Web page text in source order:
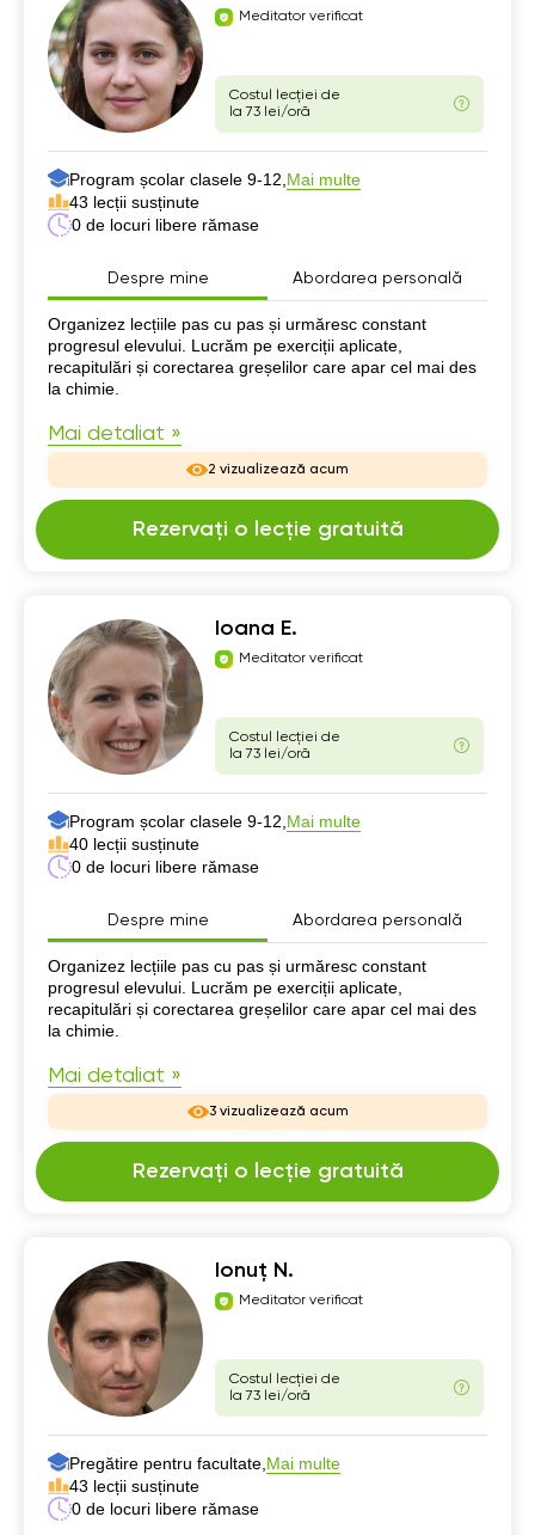
Meditator verificat
Costul lecției de
la 73 lei/oră
Program școlar clasele 9-12, Mai multe
43 lecții susținute
0 de locuri libere rămase
Despre mine Abordarea personală
Despre mine
Organizez lecțiile pas cu pas și urmăresc constant
progresul elevului. Lucrăm pe exerciții aplicate,
recapitulări și corectarea greșelilor care apar cel mai des
la chimie.
Mai detaliat »
2 vizualizează acum
Rezervați o lecție gratuită
Ioana E.
Meditator verificat
Costul lecției de
la 73 lei/oră
Program școlar clasele 9-12, Mai multe
40 lecții susținute
0 de locuri libere rămase
Despre mine Abordarea personală
Despre mine
Organizez lecțiile pas cu pas și urmăresc constant
progresul elevului. Lucrăm pe exerciții aplicate,
recapitulări și corectarea greșelilor care apar cel mai des
la chimie.
Mai detaliat »
3 vizualizează acum
Rezervați o lecție gratuită
Ionuț N.
Meditator verificat
Costul lecției de
la 73 lei/oră
Pregătire pentru facultate, Mai multe
43 lecții susținute
0 de locuri libere rămase